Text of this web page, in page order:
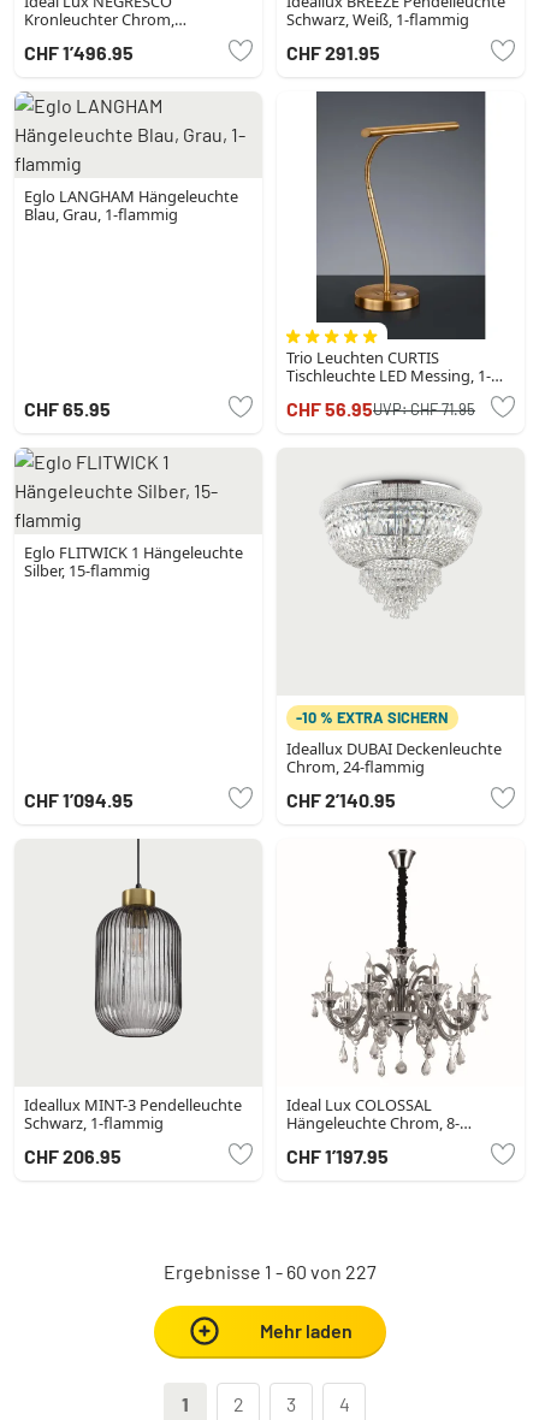
Kronleuchter Chrom,
CHF 1’496.95
Schwarz, Weiß, 1-flammig
CHF 291.95
Eglo LANGHAM Hängeleuchte
Blau, Grau, 1-flammig
CHF 65.95
Trio Leuchten CURTIS
Tischleuchte LED Messing, 1-
CHF 56.95UVP:CHF 71.95
Eglo FLITWICK 1 Hängeleuchte
Silber, 15-flammig
CHF 1’094.95
-10 % EXTRA SICHERN
Ideallux DUBAI Deckenleuchte
Chrom, 24-flammig
CHF 2’140.95
Ideallux MINT-3 Pendelleuchte
Schwarz, 1-flammig
CHF 206.95
Ideal Lux COLOSSAL
Hängeleuchte Chrom, 8-
CHF 1’197.95
Ergebnisse 1 - 60 von 227
Mehr laden
1 2 3 4